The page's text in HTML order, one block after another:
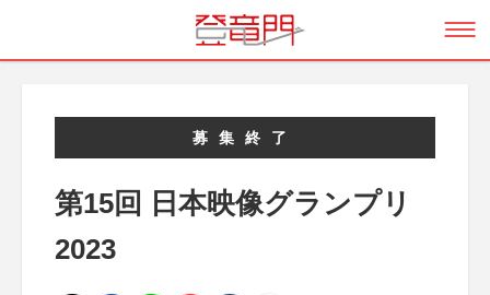
募集終了
第15回 日本映像グランプリ
2023